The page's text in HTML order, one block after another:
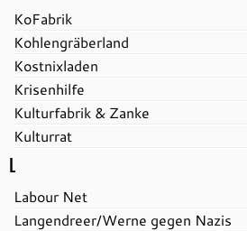
KoFabrik
Kohlengräberland
Kostnixladen
Krisenhilfe
Kulturfabrik & Zanke
Kulturrat
L
Labour Net
Langendreer/Werne gegen Nazis